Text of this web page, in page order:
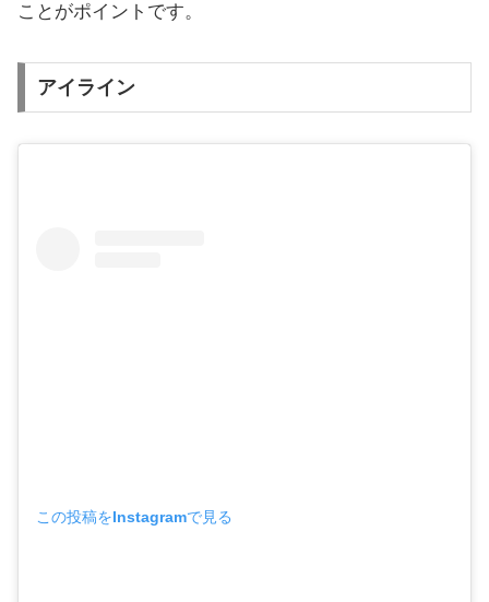
ことがポイントです。
アイライン
この投稿をInstagramで見る